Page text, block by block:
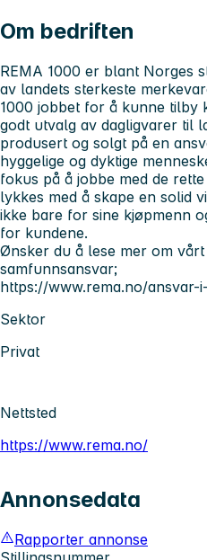
Om bedriften
REMA 1000 er blant Norges
av landets sterkeste
1000 jobbet for å kunne tilby
godt utvalg av dagligvarer til
produsert og solgt på en
hyggelige og dyktige
fokus på å jobbe med de
lykkes med å skape en solid
ikke bare for sine kjøpmenn
for kundene.
Ønsker du å lese mer om
samfunnsansvar;
https://www.rema.no/ansvar-
Sektor
Privat
Nettsted
https://www.rema.no/
Annonsedata
Rapporter annonse